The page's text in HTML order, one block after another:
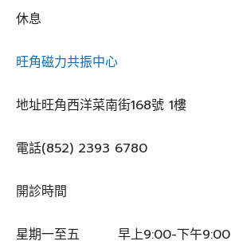
休息
旺角磁力共振中心
地址旺角西洋菜南街168號 1樓
電話(852) 2393 6780
開診時間
星期一至五 早上9:00-下午9:00